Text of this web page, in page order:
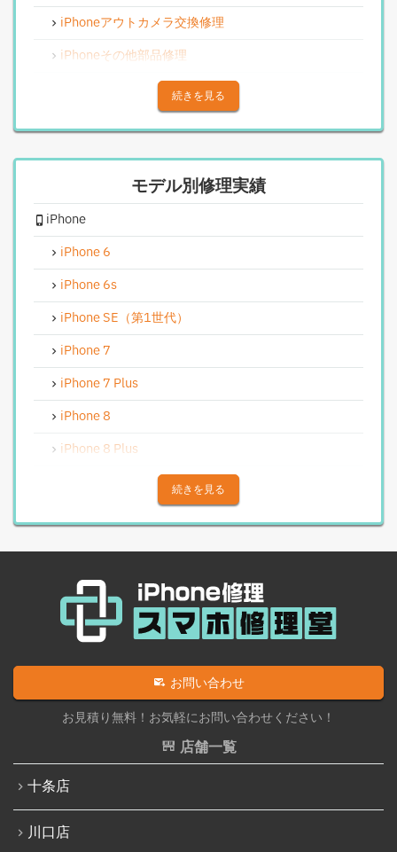
iPhoneアウトカメラ交換修理
iPhoneその他部品修理
iPhoneアウトカメラレンズ交換修理
iPhoneスピーカー関連修理
iPhoneカメラレンズガラス交換修理
iPhoneインカメラ交換修理
iPhoneリンゴループ、システム復旧
iPhone基板破損修理（軽度）
iPhoneバイブレータ交換修理
Android修理実績
Androidフロントパネル交換修理
Androidバッテリー交換
Android水没洗浄作業
Androidその他部品修理
Android基板破損修理（重度）
Androidロゴループ、システム復旧
Android基板破損修理（軽度）
iPad修理実績
iPadフロントパネル交換修理（ガラス割れ・タッチ不
iPadバッテリー交換
iPadパネル交換修理（ガラス液晶一体型）
iPad充電コネクタ交換修理
iPad液晶パネル交換修理（画面表示不良）
続きを見る
モデル別修理実績
iPhone
iPhone 6
iPhone 6s
iPhone SE（第1世代）
iPhone 7
iPhone 7 Plus
iPhone 8
iPhone 8 Plus
iPhone XS Max
iPhone XR
iPhone 11
iPhone 11 Pro
iPhone 11 Pro Max
iPhone SE（第2世代）
iPhone 12 Pro
iPhone 12 mini
iPhone 12 Pro Max
続きを見る
お問い合わせ
お見積り無料！お気軽にお問い合わせください！
店舗一覧
十条店
川口店